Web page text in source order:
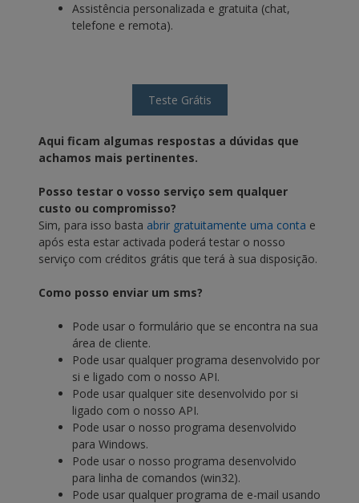
Assistência personalizada e gratuita (chat,
telefone e remota).
Aqui ficam algumas respostas a dúvidas que
achamos mais pertinentes.
Posso testar o vosso serviço sem qualquer
custo ou compromisso?
Sim, para isso basta abrir gratuitamente uma conta e
após esta estar activada poderá testar o nosso
serviço com créditos grátis que terá à sua disposição.
Como posso enviar um sms?
Pode usar o formulário que se encontra na sua
área de cliente.
Pode usar qualquer programa desenvolvido por
si e ligado com o nosso API.
Pode usar qualquer site desenvolvido por si
ligado com o nosso API.
Pode usar o nosso programa desenvolvido
para Windows.
Pode usar o nosso programa desenvolvido
para linha de comandos (win32).
Pode usar qualquer programa de e-mail usando